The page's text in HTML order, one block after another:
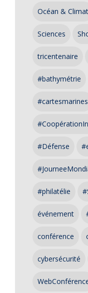
Océan & Climat
Sciences
tricentenaire
#bathymétrie
#cartesmarines
#Défense
#philatélie
événement
conférence
cybersécurité